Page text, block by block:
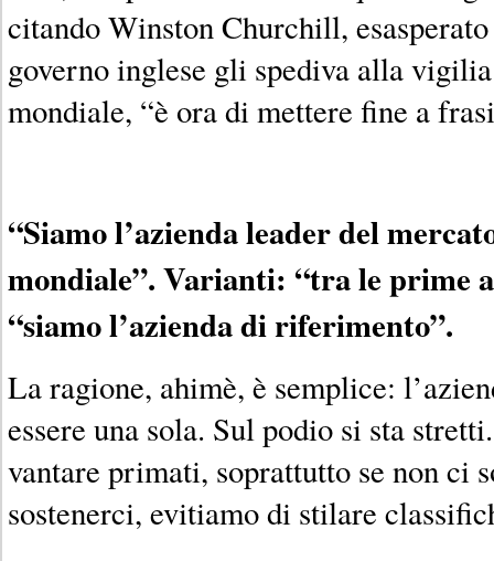
citando Winston Churchill,
governo inglese gli spediva alla
mondiale, “è ora di mettere fine a
“Siamo l’azienda leader del
mondiale”. Varianti: “tra le prime
“siamo l’azienda di riferimento”.
La ragione, ahimè, è semplice:
essere una sola. Sul podio si sta
vantare primati, soprattutto se non ci
sostenerci, evitiamo di stilare